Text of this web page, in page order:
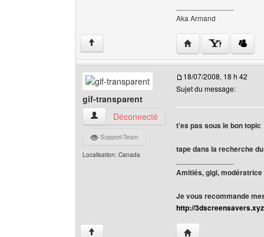
Aka Armand
↑ Visiter le site web
gif-transparent
gif-transparent Voir le profil de l'utilisateur
Déconnecté
Support-Team
Localisation: Canada
18/07/2008, 18 h 42
Sujet du message:
t'es pas sous le bon topic
tape dans la recherche
Amitiés, gigi, modératrice
Je vous recommande
http://3dscreensavers.xyz
↑ Visiter le site web